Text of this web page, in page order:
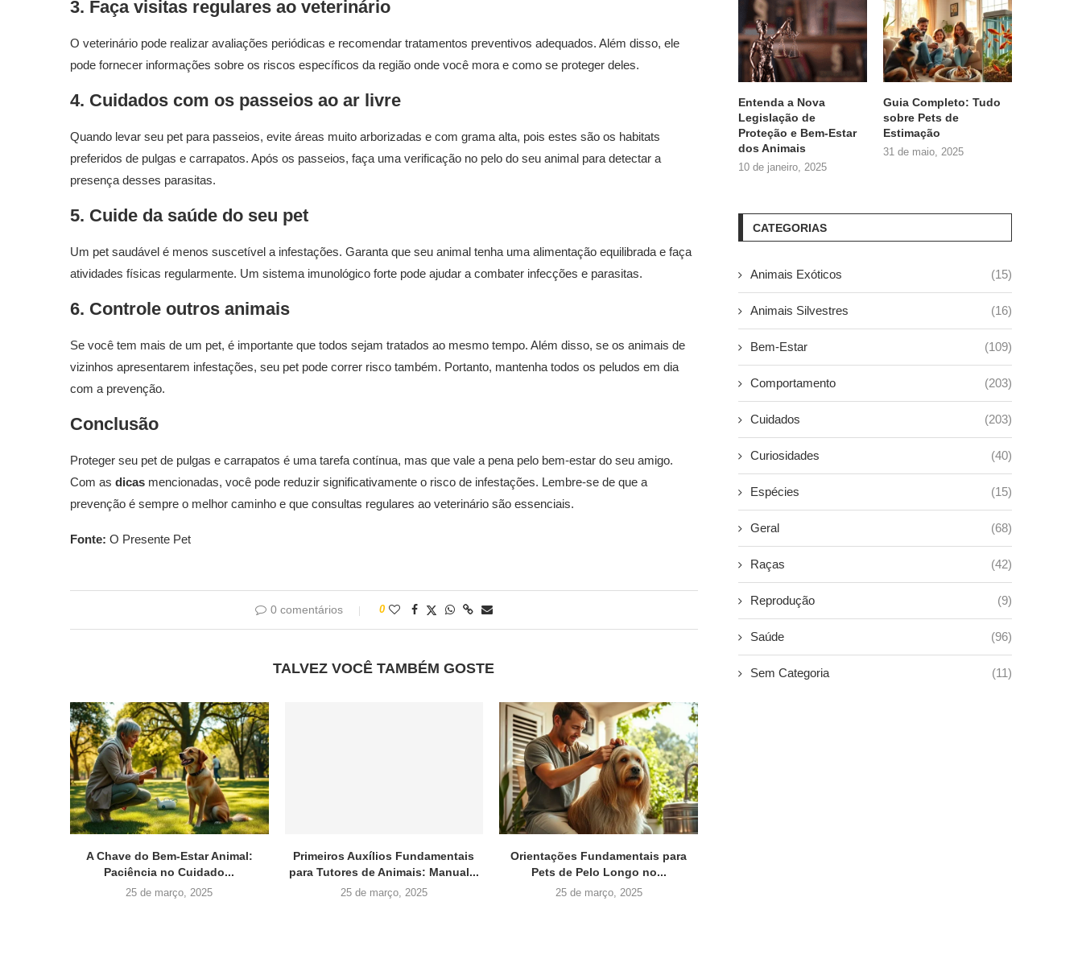
3. Faça visitas regulares ao veterinário
O veterinário pode realizar avaliações periódicas e recomendar tratamentos preventivos adequados. Além disso, ele
pode fornecer informações sobre os riscos específicos da região onde você mora e como se proteger deles.
4. Cuidados com os passeios ao ar livre
Quando levar seu pet para passeios, evite áreas muito arborizadas e com grama alta, pois estes são os habitats
preferidos de pulgas e carrapatos. Após os passeios, faça uma verificação no pelo do seu animal para detectar a
presença desses parasitas.
5. Cuide da saúde do seu pet
Um pet saudável é menos suscetível a infestações. Garanta que seu animal tenha uma alimentação equilibrada e faça
atividades físicas regularmente. Um sistema imunológico forte pode ajudar a combater infecções e parasitas.
6. Controle outros animais
Se você tem mais de um pet, é importante que todos sejam tratados ao mesmo tempo. Além disso, se os animais de
vizinhos apresentarem infestações, seu pet pode correr risco também. Portanto, mantenha todos os peludos em dia
com a prevenção.
Conclusão
Proteger seu pet de pulgas e carrapatos é uma tarefa contínua, mas que vale a pena pelo bem-estar do seu amigo.
Com as dicas mencionadas, você pode reduzir significativamente o risco de infestações. Lembre-se de que a
prevenção é sempre o melhor caminho e que consultas regulares ao veterinário são essenciais.
Fonte: O Presente Pet
0 comentários 0
TALVEZ VOCÊ TAMBÉM GOSTE
A Chave do Bem-Estar Animal:
Paciência no Cuidado...
25 de março, 2025
Primeiros Auxílios Fundamentais
para Tutores de Animais: Manual...
25 de março, 2025
Orientações Fundamentais para
Pets de Pelo Longo no...
25 de março, 2025
Entenda a Nova
Legislação de
Proteção e Bem-Estar
dos Animais
10 de janeiro, 2025
Guia Completo: Tudo
sobre Pets de
Estimação
31 de maio, 2025
CATEGORIAS
Animais Exóticos (15)
Animais Silvestres (16)
Bem-Estar (109)
Comportamento (203)
Cuidados (203)
Curiosidades (40)
Espécies (15)
Geral (68)
Raças (42)
Reprodução (9)
Saúde (96)
Sem Categoria (11)